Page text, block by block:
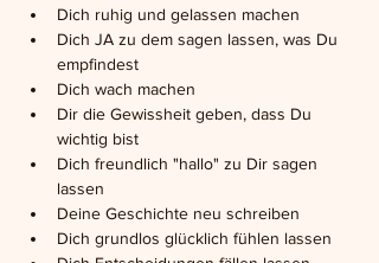
Dich ruhig und gelassen machen
Dich JA zu dem sagen lassen, was Du
empfindest
Dich wach machen
Dir die Gewissheit geben, dass Du
wichtig bist
Dich freundlich "hallo" zu Dir sagen
lassen
Deine Geschichte neu schreiben
Dich grundlos glücklich fühlen lassen